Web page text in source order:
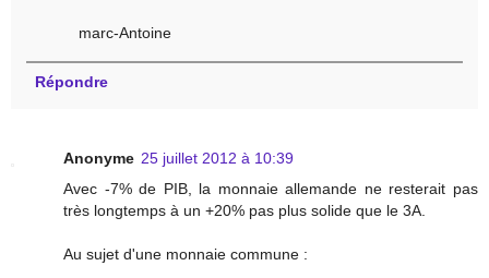
marc-Antoine
Répondre
Anonyme 25 juillet 2012 à 10:39
Avec -7% de PIB, la monnaie allemande ne resterait pas
très longtemps à un +20% pas plus solide que le 3A.
Au sujet d'une monnaie commune :